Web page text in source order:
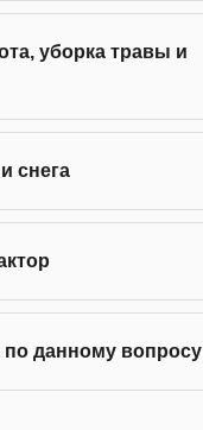
уборка травы и
снега
по данному вопросу